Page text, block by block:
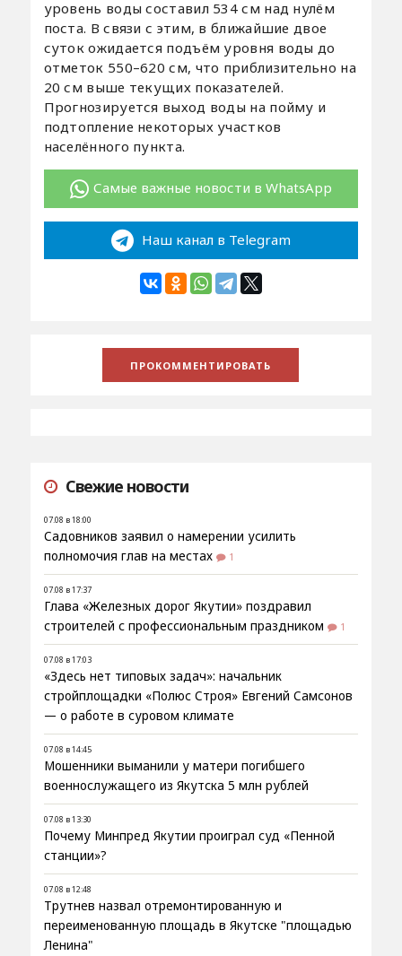
уровень воды составил 534 см над нулём
поста. В связи с этим, в ближайшие двое
суток ожидается подъём уровня воды до
отметок 550–620 см, что приблизительно на
20 см выше текущих показателей.
Прогнозируется выход воды на пойму и
подтопление некоторых участков
населённого пункта.
Самые важные новости в WhatsApp
Наш канал в Telegram
Свежие новости
07.08 в 18:00
Садовников заявил о намерении усилить
полномочия глав на местах
1
07.08 в 17:37
Глава «Железных дорог Якутии» поздравил
строителей с профессиональным праздником
1
07.08 в 17:03
«Здесь нет типовых задач»: начальник
стройплощадки «Полюс Строя» Евгений Самсонов
— о работе в суровом климате
07.08 в 14:45
Мошенники выманили у матери погибшего
военнослужащего из Якутска 5 млн рублей
07.08 в 13:30
Почему Минпред Якутии проиграл суд «Пенной
станции»?
07.08 в 12:48
Трутнев назвал отремонтированную и
переименованную площадь в Якутске "площадью
Ленина"